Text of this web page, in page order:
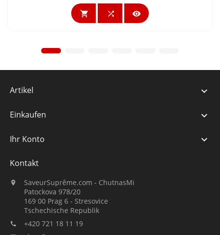
  
Artikel 
Einkaufen 
Ihr Konto 
Kontakt

SaveurSuprême.com - ChutnasMi
Patockova 978/20
169 00 Prag 6 - Stresovice
Tschechische Republik
 +420 721 18 11 19